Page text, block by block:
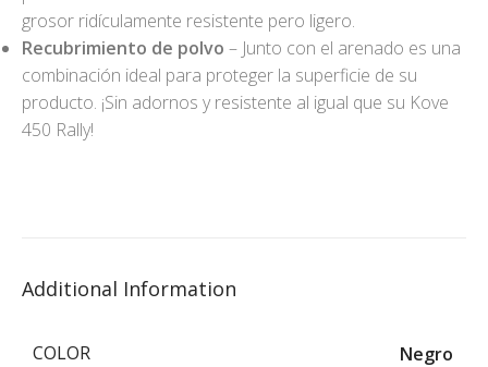
grosor ridículamente resistente pero ligero.
Recubrimiento de polvo – Junto con el arenado es una
combinación ideal para proteger la superficie de su
producto. ¡Sin adornos y resistente al igual que su Kove
450 Rally!
Additional Information
COLOR Negro